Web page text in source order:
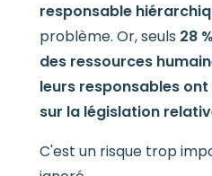
responsable
problème. Or, seuls 28
des ressources
leurs responsables
sur la législation
C'est un risque trop